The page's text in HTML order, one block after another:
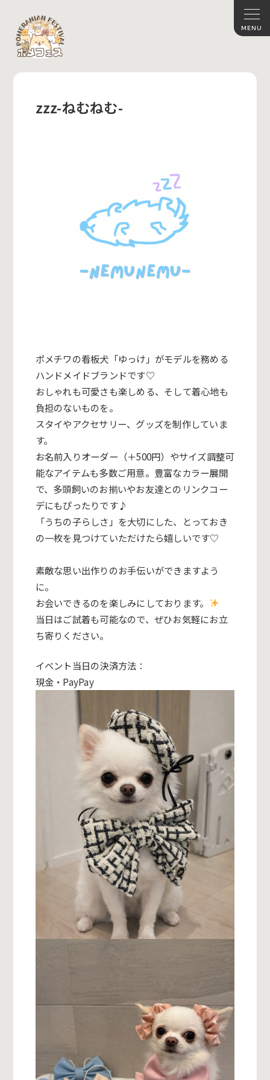
zzz-ねむねむ-
ポメチワの看板犬「ゆっけ」がモデルを務める
ハンドメイドブランドです♡
おしゃれも可愛さも楽しめる、そして着心地も
負担のないものを。
スタイやアクセサリー、グッズを制作していま
す。
お名前入りオーダー（＋500円）やサイズ調整可
能なアイテムも多数ご用意。豊富なカラー展開
で、多頭飼いのお揃いやお友達とのリンクコー
デにもぴったりです♪
「うちの子らしさ」を大切にした、とっておき
の一枚を見つけていただけたら嬉しいです♡
素敵な思い出作りのお手伝いができますよう
に。
お会いできるのを楽しみにしております。
当日はご試着も可能なので、ぜひお気軽にお立
ち寄りください。
イベント当日の決済方法：
現金・PayPay